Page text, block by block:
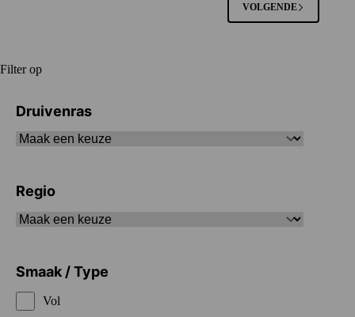
VOLGENDE
Filter op
Druivenras
Regio
Smaak / Type
Vol